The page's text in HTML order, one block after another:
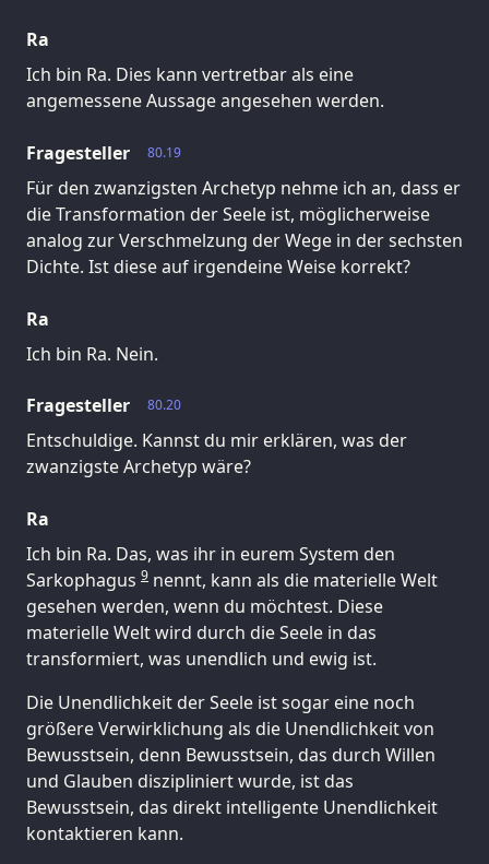
Ra
Ich bin Ra. Dies kann vertretbar als eine
angemessene Aussage angesehen werden.
80.19
Fragesteller
Für den zwanzigsten Archetyp nehme ich an, dass er
die Transformation der Seele ist, möglicherweise
analog zur Verschmelzung der Wege in der sechsten
Dichte. Ist diese auf irgendeine Weise korrekt?
Ra
Ich bin Ra. Nein.
80.20
Fragesteller
Entschuldige. Kannst du mir erklären, was der
zwanzigste Archetyp wäre?
Ra
Ich bin Ra. Das, was ihr in eurem System den
Sarkophagus 9 nennt, kann als die materielle Welt
gesehen werden, wenn du möchtest. Diese
materielle Welt wird durch die Seele in das
transformiert, was unendlich und ewig ist.
Die Unendlichkeit der Seele ist sogar eine noch
größere Verwirklichung als die Unendlichkeit von
Bewusstsein, denn Bewusstsein, das durch Willen
und Glauben diszipliniert wurde, ist das
Bewusstsein, das direkt intelligente Unendlichkeit
kontaktieren kann.